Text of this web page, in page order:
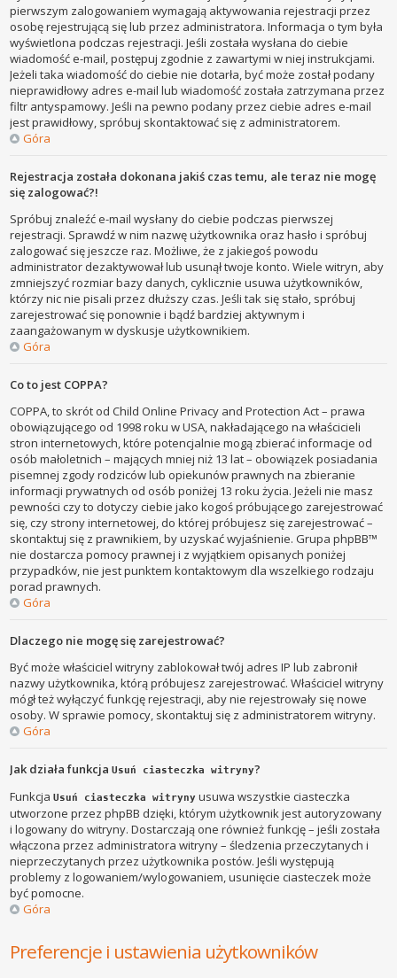
pierwszym zalogowaniem wymagają aktywowania rejestracji przez
osobę rejestrującą się lub przez administratora. Informacja o tym była
wyświetlona podczas rejestracji. Jeśli została wysłana do ciebie
wiadomość e-mail, postępuj zgodnie z zawartymi w niej instrukcjami.
Jeżeli taka wiadomość do ciebie nie dotarła, być może został podany
nieprawidłowy adres e-mail lub wiadomość została zatrzymana przez
filtr antyspamowy. Jeśli na pewno podany przez ciebie adres e-mail
jest prawidłowy, spróbuj skontaktować się z administratorem.
Góra
Rejestracja została dokonana jakiś czas temu, ale teraz nie mogę
się zalogować?!
Spróbuj znaleźć e-mail wysłany do ciebie podczas pierwszej
rejestracji. Sprawdź w nim nazwę użytkownika oraz hasło i spróbuj
zalogować się jeszcze raz. Możliwe, że z jakiegoś powodu
administrator dezaktywował lub usunął twoje konto. Wiele witryn, aby
zmniejszyć rozmiar bazy danych, cyklicznie usuwa użytkowników,
którzy nic nie pisali przez dłuższy czas. Jeśli tak się stało, spróbuj
zarejestrować się ponownie i bądź bardziej aktywnym i
zaangażowanym w dyskusje użytkownikiem.
Góra
Co to jest COPPA?
COPPA, to skrót od Child Online Privacy and Protection Act – prawa
obowiązującego od 1998 roku w USA, nakładającego na właścicieli
stron internetowych, które potencjalnie mogą zbierać informacje od
osób małoletnich – mających mniej niż 13 lat – obowiązek posiadania
pisemnej zgody rodziców lub opiekunów prawnych na zbieranie
informacji prywatnych od osób poniżej 13 roku życia. Jeżeli nie masz
pewności czy to dotyczy ciebie jako kogoś próbującego zarejestrować
się, czy strony internetowej, do której próbujesz się zarejestrować –
skontaktuj się z prawnikiem, by uzyskać wyjaśnienie. Grupa phpBB™
nie dostarcza pomocy prawnej i z wyjątkiem opisanych poniżej
przypadków, nie jest punktem kontaktowym dla wszelkiego rodzaju
porad prawnych.
Góra
Dlaczego nie mogę się zarejestrować?
Być może właściciel witryny zablokował twój adres IP lub zabronił
nazwy użytkownika, którą próbujesz zarejestrować. Właściciel witryny
mógł też wyłączyć funkcję rejestracji, aby nie rejestrowały się nowe
osoby. W sprawie pomocy, skontaktuj się z administratorem witryny.
Góra
Jak działa funkcjaUsuń ciasteczka witryny?
FunkcjaUsuń ciasteczka witryny usuwa wszystkie ciasteczka
utworzone przez phpBB dzięki, którym użytkownik jest autoryzowany
i logowany do witryny. Dostarczają one również funkcję – jeśli została
włączona przez administratora witryny – śledzenia przeczytanych i
nieprzeczytanych przez użytkownika postów. Jeśli występują
problemy z logowaniem/wylogowaniem, usunięcie ciasteczek może
być pomocne.
Góra
Preferencje i ustawienia użytkowników